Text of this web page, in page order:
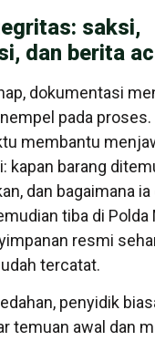
saksi,
dan berita
dokumentasi
pada proses.
membantu
kapan barang
dan bagaimana
tiba di
resmi
tercatat.
penyidik
temuan awal dan